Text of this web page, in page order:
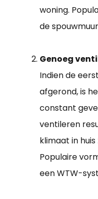
woning.
de
Genoeg
Indien de
afgerond, is
constant
ventileren
klimaat in
Populaire
een WTW-